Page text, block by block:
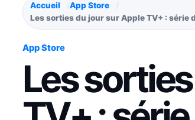
Accueil
App Store
Les sorties du jour sur Apple TV+ : série
App Store
Les